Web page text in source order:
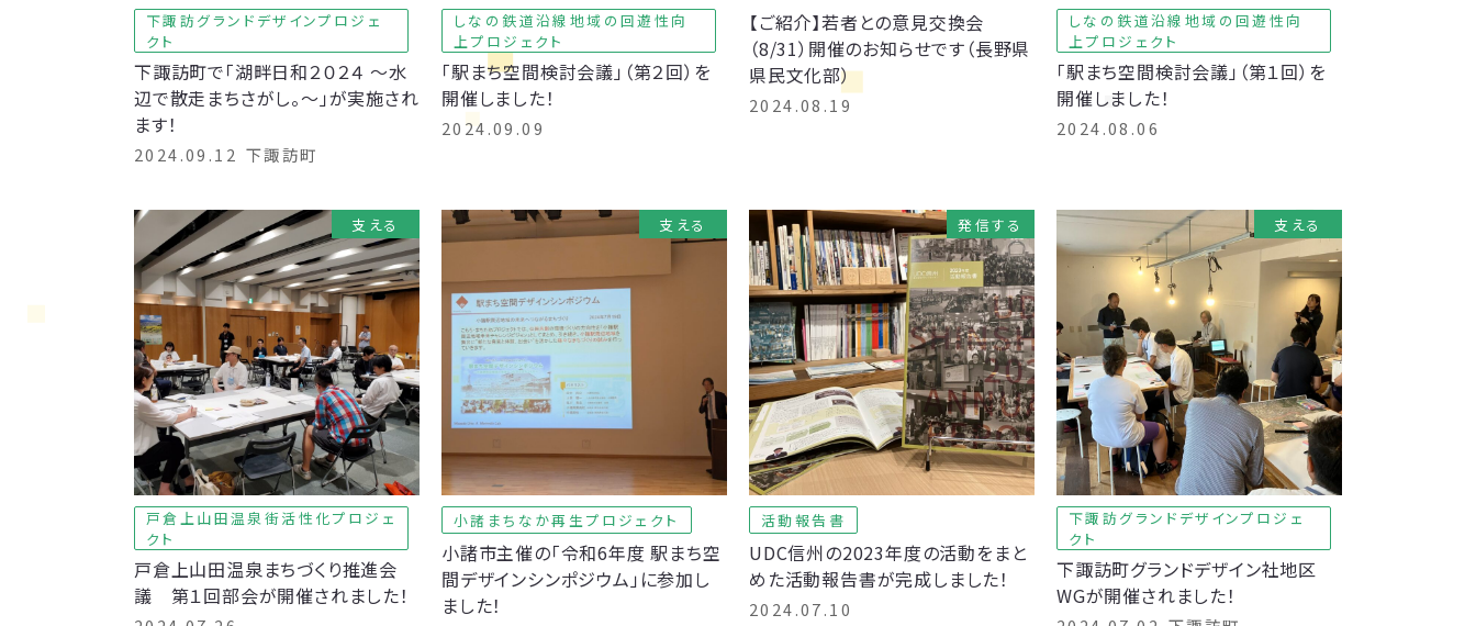
下諏訪グランドデザインプロジェ
クト
下諏訪町で「湖畔日和２０２４ ～水
辺で散走まちさがし。～」が実施され
ます！
2024.09.12 下諏訪町
しなの鉄道沿線地域の回遊性向
上プロジェクト
「駅まち空間検討会議」（第２回）を
開催しました！
2024.09.09
【ご紹介】若者との意見交換会
（8/31）開催のお知らせです（長野県
県民文化部）
2024.08.19
しなの鉄道沿線地域の回遊性向
上プロジェクト
「駅まち空間検討会議」（第１回）を
開催しました！
2024.08.06
支える
戸倉上山田温泉街活性化プロジェ
クト
戸倉上山田温泉まちづくり推進会
議 第１回部会が開催されました！
支える
小諸まちなか再生プロジェクト
小諸市主催の「令和6年度 駅まち空
間デザインシンポジウム」に参加し
ました！
発信する
活動報告書
UDC信州の2023年度の活動をまと
めた活動報告書が完成しました！
2024.07.10
支える
下諏訪グランドデザインプロジェ
クト
下諏訪町グランドデザイン社地区
WGが開催されました！